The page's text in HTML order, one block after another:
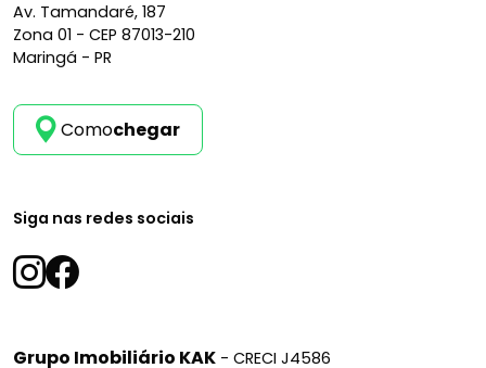
Av. Tamandaré, 187
Zona 01 - CEP 87013-210
Maringá - PR
Comochegar
Siga nas redes sociais
Grupo Imobiliário KAK - CRECI J4586